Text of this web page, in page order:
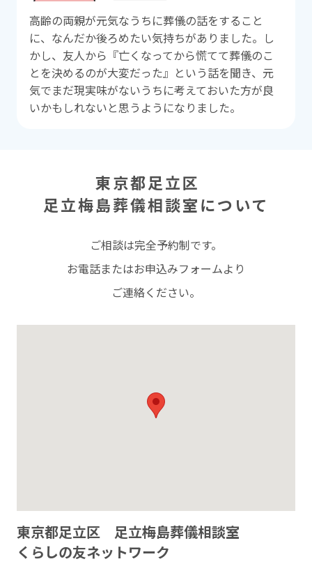
⾼齢の両親が元気なうちに葬儀の話をすること
に、なんだか後ろめたい気持ちがありました。し
かし、友⼈から『亡くなってから慌てて葬儀のこ
とを決めるのが⼤変だった』という話を聞き、元
気でまだ現実味がないうちに考えておいた⽅が良
いかもしれないと思うようになりました。
東京都足立区
足立梅島葬儀相談室について
ご相談は完全予約制です。
お電話またはお申込みフォームより
ご連絡ください。
東京都足立区 足立梅島葬儀相談室
くらしの友ネットワーク